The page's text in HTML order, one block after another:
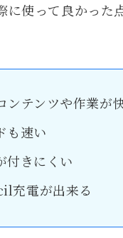
に使って良かった
ンテンツや作業が
も速い
付きにくい
充電が出来る